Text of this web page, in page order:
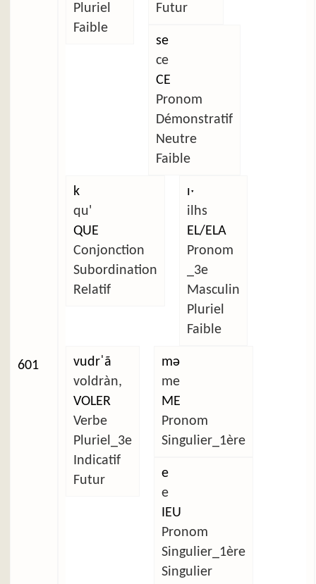
601
Pluriel
Faible
Futur
se
ce
CE
Pronom
Démonstratif
Neutre
Faible
k
qu'
QUE
Conjonction
Subordination
Relatif
ɪˑ
ilhs
EL/ELA
Pronom
_3e
Masculin
Pluriel
Faible
vudrˈã
voldràn,
VOLER
Verbe
Pluriel_3e
Indicatif
Futur
mə
me
ME
Pronom
Singulier_1ère
e
e
IEU
Pronom
Singulier_1ère
Singulier